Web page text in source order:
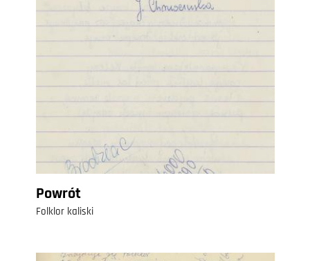
Powrót
Folklor kaliski